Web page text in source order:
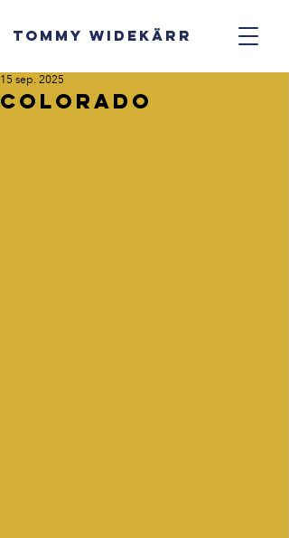
TOMMY WIDEKÄRR
Colorado
15 sep. 2025